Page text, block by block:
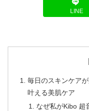
LINE
毎日のスキンケア
叶える美肌ケア
なぜ私がKibo 超